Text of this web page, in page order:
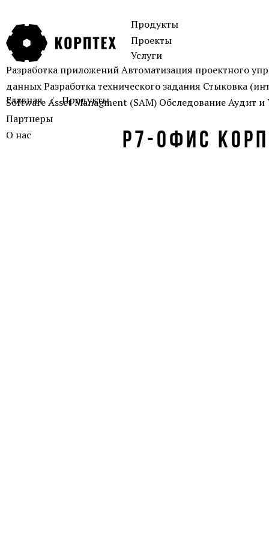
Продукты
Проекты
Услуги
Разработка приложенийАвтоматизация проектного
данныхРазработка технического задания Стыковка
Software Asset Managment (SAM) ОбследованиеАудит и
Партнеры
О нас
Главная Продукты
Р7-ОФИС